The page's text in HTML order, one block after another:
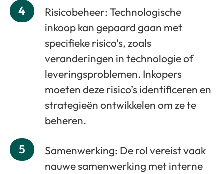
4
Risicobeheer: Technologische
inkoop kan gepaard gaan met
specifieke risico’s, zoals
veranderingen in technologie of
leveringsproblemen. Inkopers
moeten deze risico’s identificeren en
strategieën ontwikkelen om ze te
beheren.
5
Samenwerking: De rol vereist vaak
nauwe samenwerking met interne